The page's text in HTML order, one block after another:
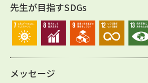
先生が目指すSDGs
メッセージ